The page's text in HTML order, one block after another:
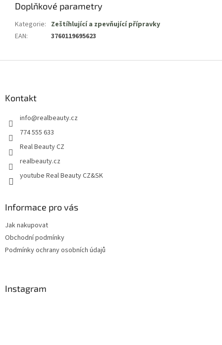
Doplňkové parametry
Kategorie: Zeštíhlující a zpevňující přípravky
EAN: 3760119695623
Kontakt
info@realbeauty.cz
774 555 633
Real Beauty CZ
realbeauty.cz
youtube Real Beauty CZ&SK
Informace pro vás
Jak nakupovat
Obchodní podmínky
Podmínky ochrany osobních údajů
Instagram